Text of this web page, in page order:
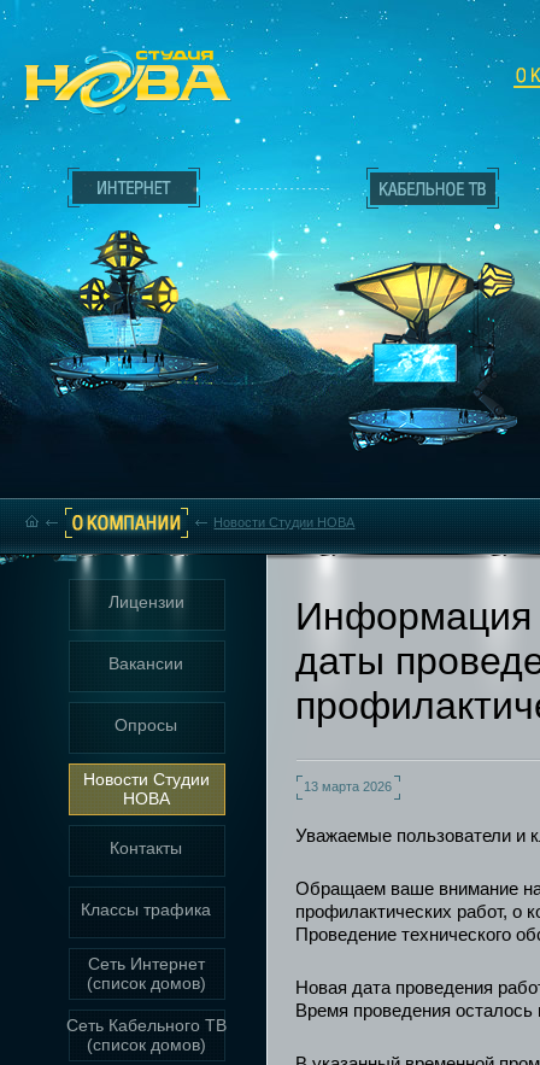
Новости Студии НОВА
Лицензии
Вакансии
Опросы
Новости Студии
НОВА
Контакты
Классы трафика
Сеть Интернет
(список домов)
Сеть Кабельного ТВ
(список домов)
Информация
даты
13 марта 2026
Уважаемые пользователи и
Обращаем ваше внимание
профилактических работ, о
Проведение технического
Новая дата проведения
Время проведения